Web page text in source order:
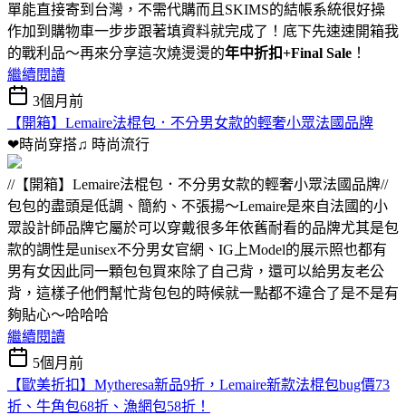
單能直接寄到台灣，不需代購而且SKIMS的結帳系統很好操
作加到購物車一步步跟著填資料就完成了！底下先速速開箱我
的戰利品～再來分享這次燒燙燙的年中折扣+Final Sale ！
繼續閱讀
3個月前
【開箱】Lemaire法棍包．不分男女款的輕奢小眾法國品牌
❤時尚穿搭♫ 時尚流行
//【開箱】Lemaire法棍包．不分男女款的輕奢小眾法國品牌//
包包的盡頭是低調、簡約、不張揚～Lemaire是來自法國的小
眾設計師品牌它屬於可以穿戴很多年依舊耐看的品牌尤其是包
款的調性是unisex不分男女官網、IG上Model的展示照也都有
男有女因此同一顆包包買來除了自己背，還可以給男友老公
背，這樣子他們幫忙背包包的時候就一點都不違合了是不是有
夠貼心～哈哈哈
繼續閱讀
5個月前
【歐美折扣】Mytheresa新品9折，Lemaire新款法棍包bug價73
折、牛角包68折、漁網包58折！